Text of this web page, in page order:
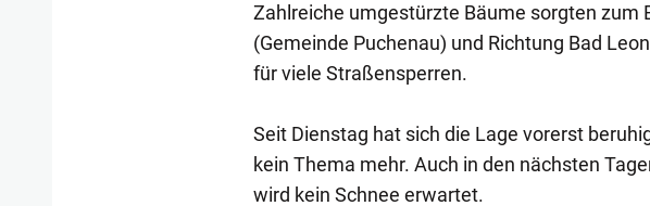
Zahlreiche umgestürzte Bäume sorgten zum
(Gemeinde Puchenau) und Richtung Bad
für viele Straßensperren.
Seit Dienstag hat sich die Lage vorerst
kein Thema mehr. Auch in den nächsten
wird kein Schnee erwartet.